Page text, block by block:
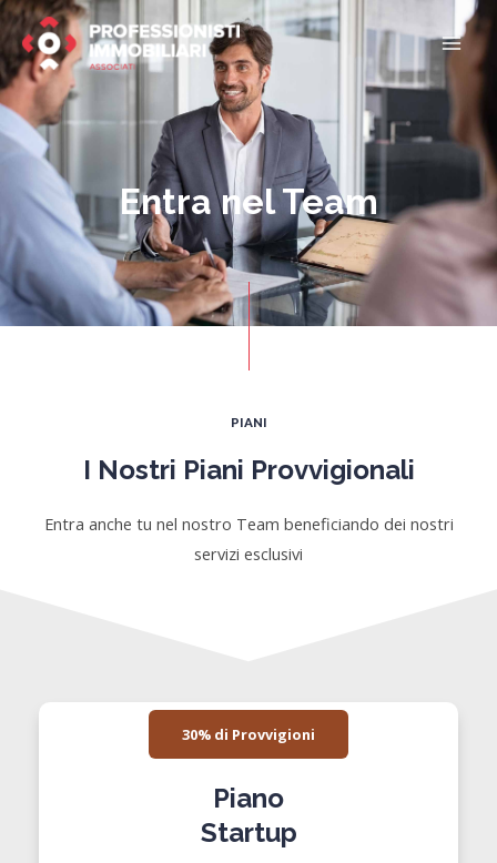
Vai
al
contenuto
Main
Entra nel Team
PIANI
I Nostri Piani Provvigionali
Entra anche tu nel nostro Team beneficiando dei nostri
servizi esclusivi
30% di Provvigioni
Piano
Startup